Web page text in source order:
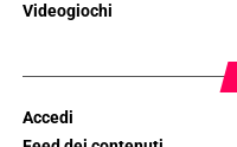
Videogiochi
Accedi